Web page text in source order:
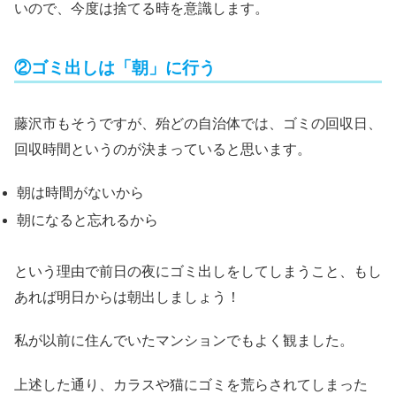
いので、今度は捨てる時を意識します。
②ゴミ出しは「朝」に行う
藤沢市もそうですが、殆どの自治体では、ゴミの回収日、
回収時間というのが決まっていると思います。
朝は時間がないから
朝になると忘れるから
という理由で前日の夜にゴミ出しをしてしまうこと、もし
あれば明日からは朝出しましょう！
私が以前に住んでいたマンションでもよく観ました。
上述した通り、カラスや猫にゴミを荒らされてしまった